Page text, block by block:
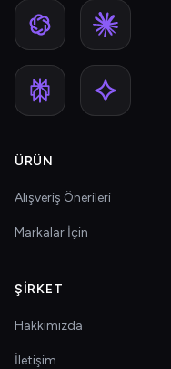
ÜRÜN
Alışveriş Önerileri
Markalar İçin
ŞIRKET
Hakkımızda
İletişim